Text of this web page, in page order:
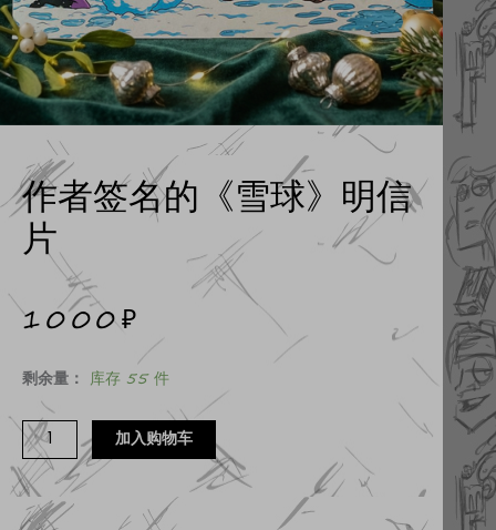
作者签名的《雪球》明信
片
1000₽
剩余量： 库存 55 件
作
签
名
的
《雪
加入购物车